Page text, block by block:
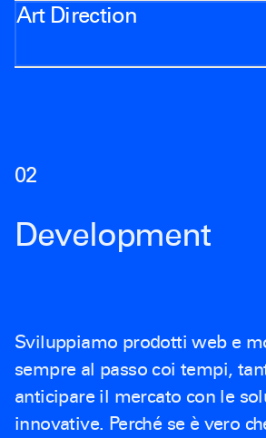
Art Direction
02
Development
Sviluppiamo prodotti web e
sempre al passo coi tempi,
anticipare il mercato con le
innovative. Perché se è vero